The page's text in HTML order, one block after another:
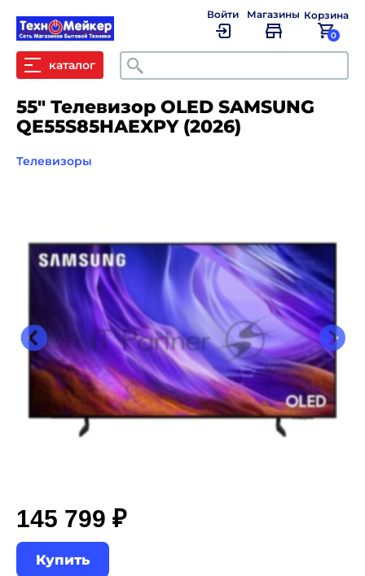
каталог Поиск
Войти Магазины Корзина
0
55" Телевизор OLED SAMSUNG
QE55S85HAEXPY (2026)
Телевизоры
145 799 ₽
Купить